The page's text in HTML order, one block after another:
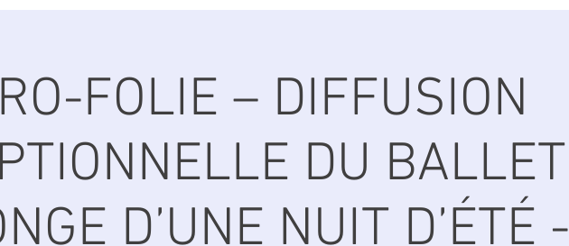
FOLIE – DIFFUSION
DU BALLET
D’UNE NUIT D’ÉTÉ -